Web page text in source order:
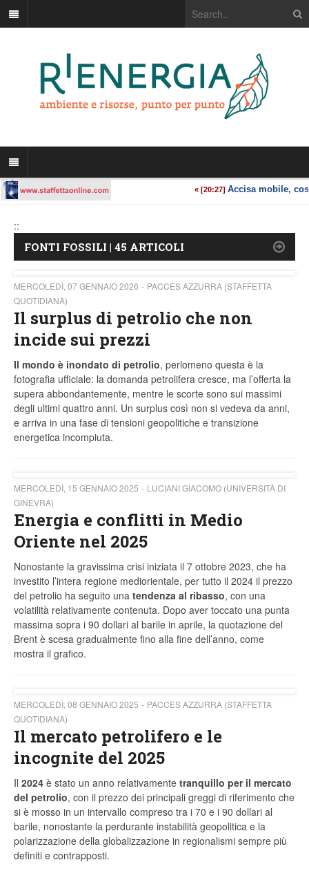
::
FONTI FOSSILI | 45 ARTICOLI
MERCOLEDÌ, 07 GENNAIO 2026
PACCES AZZURRA (STAFFETTA
QUOTIDIANA)
Il surplus di petrolio che non
incide sui prezzi
Il mondo è inondato di petrolio, perlomeno questa è la
fotografia ufficiale: la domanda petrolifera cresce, ma l’offerta la
supera abbondantemente, mentre le scorte sono sui massimi
degli ultimi quattro anni. Un surplus così non si vedeva da anni,
e arriva in una fase di tensioni geopolitiche e transizione
energetica incompiuta.
MERCOLEDÌ, 15 GENNAIO 2025
LUCIANI GIACOMO (UNIVERSITÀ DI
GINEVRA)
Energia e conflitti in Medio
Oriente nel 2025
Nonostante la gravissima crisi iniziata il 7 ottobre 2023, che ha
investito l’intera regione mediorientale, per tutto il 2024 il prezzo
del petrolio ha seguito una tendenza al ribasso, con una
volatilità relativamente contenuta. Dopo aver toccato una punta
massima sopra i 90 dollari al barile in aprile, la quotazione del
Brent è scesa gradualmente fino alla fine dell’anno, come
mostra il grafico.
MERCOLEDÌ, 08 GENNAIO 2025
PACCES AZZURRA (STAFFETTA
QUOTIDIANA)
Il mercato petrolifero e le
incognite del 2025
Il 2024 è stato un anno relativamente tranquillo per il mercato
del petrolio, con il prezzo dei principali greggi di riferimento che
si è mosso in un intervallo compreso tra i 70 e i 90 dollari al
barile, nonostante la perdurante instabilità geopolitica e la
polarizzazione della globalizzazione in regionalismi sempre più
definiti e contrapposti.